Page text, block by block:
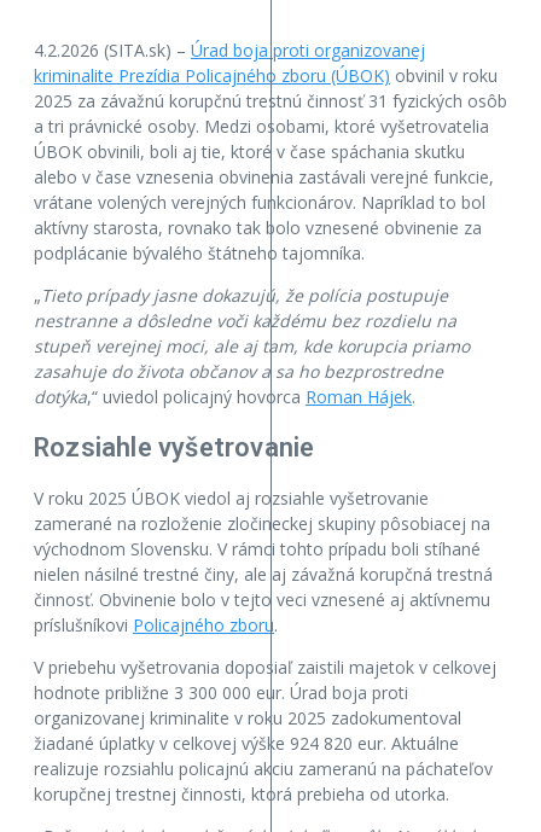
4.2.2026 (SITA.sk) – Úrad boja proti organizovanej
kriminalite Prezídia Policajného zboru (ÚBOK) obvinil v roku
2025 za závažnú korupčnú trestnú činnosť 31 fyzických osôb
a tri právnické osoby. Medzi osobami, ktoré vyšetrovatelia
ÚBOK obvinili, boli aj tie, ktoré v čase spáchania skutku
alebo v čase vznesenia obvinenia zastávali verejné funkcie,
vrátane volených verejných funkcionárov. Napríklad to bol
aktívny starosta, rovnako tak bolo vznesené obvinenie za
podplácanie bývalého štátneho tajomníka.
„Tieto prípady jasne dokazujú, že polícia postupuje
nestranne a dôsledne voči každému bez rozdielu na
stupeň verejnej moci, ale aj tam, kde korupcia priamo
zasahuje do života občanov a sa ho bezprostredne
dotýka,“ uviedol policajný hovorca Roman Hájek.
Rozsiahle vyšetrovanie
V roku 2025 ÚBOK viedol aj rozsiahle vyšetrovanie
zamerané na rozloženie zločineckej skupiny pôsobiacej na
východnom Slovensku. V rámci tohto prípadu boli stíhané
nielen násilné trestné činy, ale aj závažná korupčná trestná
činnosť. Obvinenie bolo v tejto veci vznesené aj aktívnemu
príslušníkovi Policajného zboru.
V priebehu vyšetrovania doposiaľ zaistili majetok v celkovej
hodnote približne 3 300 000 eur. Úrad boja proti
organizovanej kriminalite v roku 2025 zadokumentoval
žiadané úplatky v celkovej výške 924 820 eur. Aktuálne
realizuje rozsiahlu policajnú akciu zameranú na páchateľov
korupčnej trestnej činnosti, ktorá prebieha od utorka.